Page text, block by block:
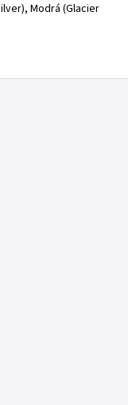
Modrá (Glacier